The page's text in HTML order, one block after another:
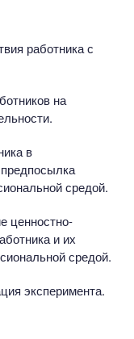
работника с
на
в
средой.
ценностно-
и их
средой.
эксперимента.